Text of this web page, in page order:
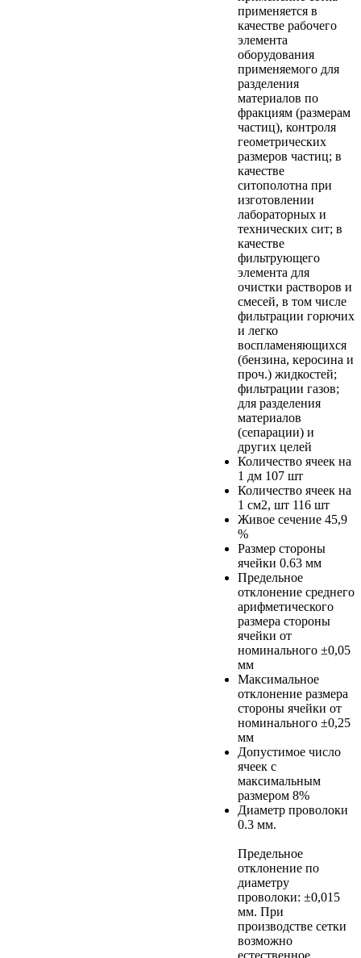
применяется в
качестве рабочего
элемента
оборудования
применяемого для
разделения
материалов по
фракциям (размерам
частиц), контроля
геометрических
размеров частиц; в
качестве
ситополотна при
изготовлении
лабораторных и
технических сит; в
качестве
фильтрующего
элемента для
очистки растворов и
смесей, в том числе
фильтрации горючих
и легко
воспламеняющихся
(бензина, керосина и
проч.) жидкостей;
фильтрации газов;
для разделения
материалов
(сепарации) и
других целей
Количество ячеек на
1 дм 107 шт
Количество ячеек на
1 см2, шт 116 шт
Живое сечение 45,9
%
Размер стороны
ячейки 0.63 мм
Предельное
отклонение среднего
арифметического
размера стороны
ячейки от
номинального ±0,05
мм
Максимальное
отклонение размера
стороны ячейки от
номинального ±0,25
мм
Допустимое число
ячеек с
максимальным
размером 8%
Диаметр проволоки
0.3 мм.
Предельное
отклонение по
диаметру
проволоки: ±0,015
мм. При
производстве сетки
возможно